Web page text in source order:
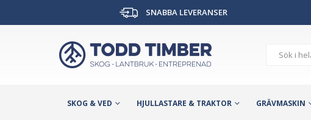
SNABBA LEVERANSER
SKOG & VED HJULLASTARE & TRAKTOR GRÄVMASKIN